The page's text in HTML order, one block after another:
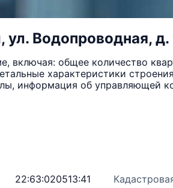
ул. Водопроводная, д.
общее количество
характеристики
информация об управляющей
22:63:020513:41